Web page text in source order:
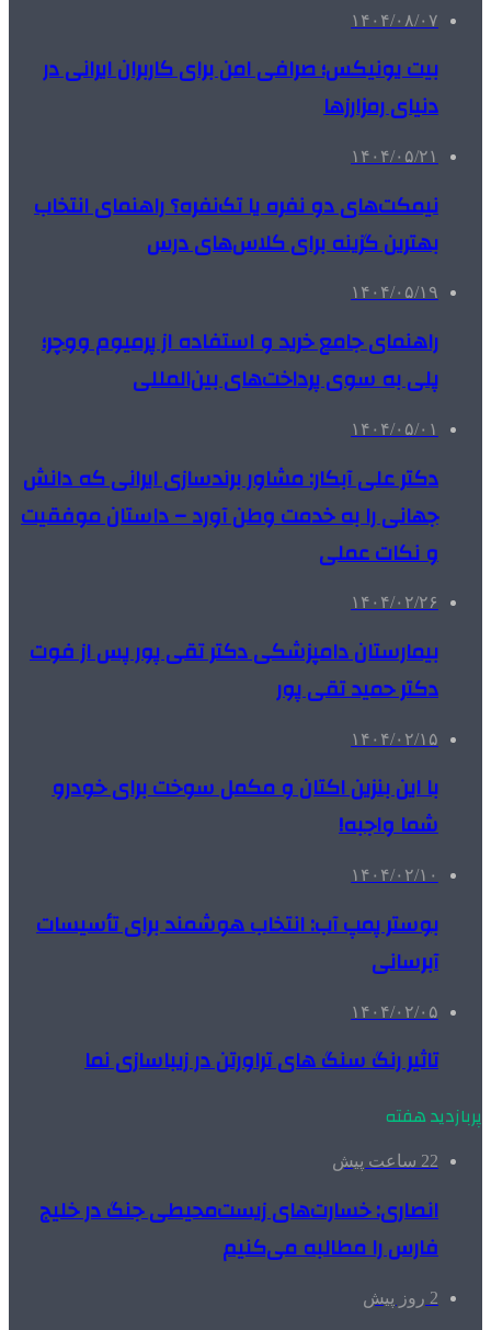
۱۴۰۴/۰۸/۰۷
بیت یونیکس؛ صرافی امن برای کاربران ایرانی در
دنیای رمزارزها
۱۴۰۴/۰۵/۲۱
نیمکت‌های دو نفره یا تک‌نفره؟ راهنمای انتخاب
بهترین گزینه برای کلاس‌های درس
۱۴۰۴/۰۵/۱۹
راهنمای جامع خرید و استفاده از پرمیوم ووچر؛
پلی به سوی پرداخت‌های بین‌المللی
۱۴۰۴/۰۵/۰۱
دکتر علی آبکار: مشاور برندسازی ایرانی که دانش
جهانی را به خدمت وطن آورد – داستان موفقیت
و نکات عملی
۱۴۰۴/۰۲/۲۶
بیمارستان دامپزشکی دکتر تقی پور پس از فوت
دکتر حمید تقی پور
۱۴۰۴/۰۲/۱۵
با این بنزین اکتان و مکمل سوخت برای خودرو
شما واجبه!
۱۴۰۴/۰۲/۱۰
بوستر پمپ آب: انتخاب هوشمند برای تأسیسات
آبرسانی
۱۴۰۴/۰۲/۰۵
تاثیر رنگ سنگ های تراورتن در زیباسازی نما
پربازدید هفته
22 ساعت پیش
انصاری: خسارت‌های زیست‌محیطی جنگ در خلیج
فارس را مطالبه‌ می‌کنیم
2 روز پیش